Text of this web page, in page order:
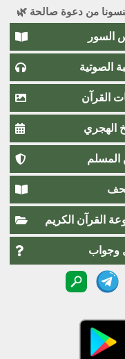
من دعوة صالحة 🌿
السور
الصوتية
القرآن
الهجري
القرآن الكريم
وجواب